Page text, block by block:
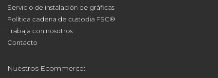
Servicio de instalación de gráficas
Política cadena de custodia FSC®
Trabaja con nosotros
Contacto
Nuestros Ecommerce: